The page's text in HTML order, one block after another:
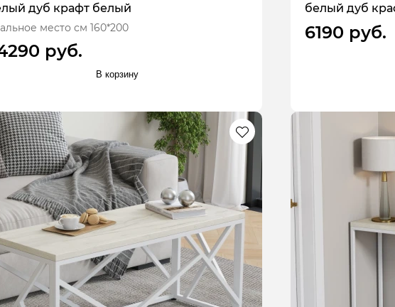
дуб крафт белый
место см 160*200
руб.
В корзину
белый дуб
6190 руб.